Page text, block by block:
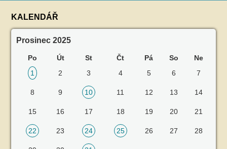
KALENDÁŘ
Prosinec 2025
Po Út St Čt Pá So
Ne
1
2 3 4 5 6 7
8 9 10 11 12 13 14
15 16 17 18 19 20 21
22 23 24 25 26 27 28